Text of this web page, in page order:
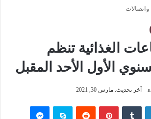
واتصالات
الغذائية تنظم
الأول الأحد المقبل
آخر تحديث: مارس 30, 2021
لينكدإن بينتيريست سكايب